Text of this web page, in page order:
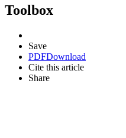
Toolbox
Save
PDFDownload
Cite this article
Share